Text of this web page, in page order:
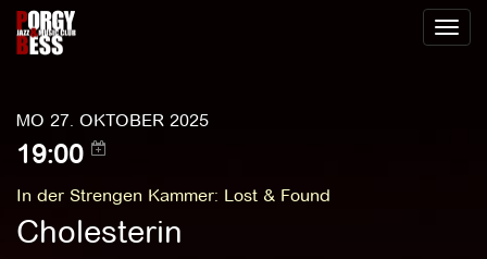
Toggle
MO 27. OKTOBER 2025
19:00
In der Strengen Kammer: Lost & Found
Cholesterin